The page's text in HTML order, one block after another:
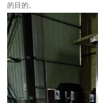
的目的。